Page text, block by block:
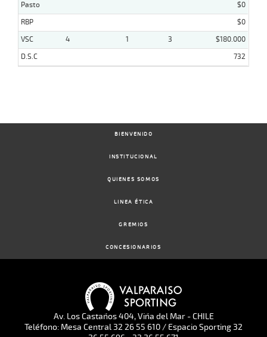
Pasto
$0
RBP
$0
VSC
4 1 3
$180.000
D.S.C
732
BIENVENIDO
INSTITUCIONAL
QUIENES SOMOS
LINEA ÉTICA
GREMIOS
CONCESIONARIOS
Av. Los Castaños 404, Viña del Mar - CHILE
Teléfono: Mesa Central 32 26 55 610 / Espacio Sporting 32